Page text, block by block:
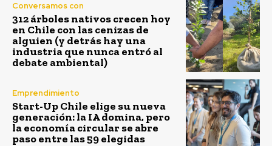
Conversamos con
312 árboles nativos crecen hoy
en Chile con las cenizas de
alguien (y detrás hay una
industria que nunca entró al
debate ambiental)
Emprendimiento
Start-Up Chile elige su nueva
generación: la IA domina, pero
la economía circular se abre
paso entre las 59 elegidas